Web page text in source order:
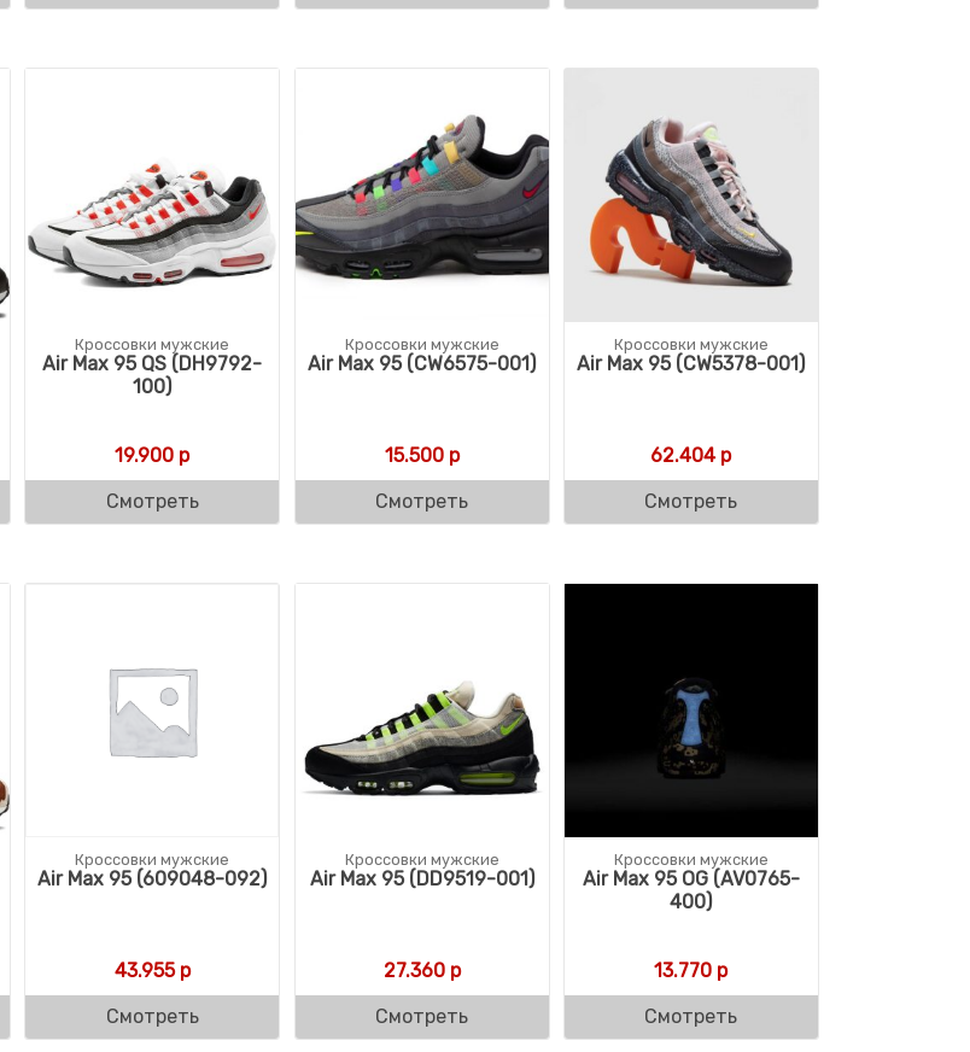
Кроссовки мужские
Air Max 95 QS (DH9792-
100)
19.900 р
Смотреть
Кроссовки мужские
Air Max 95 (CW6575-001)
15.500р
Смотреть
Кроссовки мужские
Air Max 95 (CW5378-001)
62.404р
Смотреть
Кроссовки мужские
Air Max 95 (609048-092)
43.955р
Смотреть
Кроссовки мужские
Air Max 95 (DD9519-001)
27.360р
Смотреть
Кроссовки мужские
Air Max 95 OG (AV0765-
400)
13.770 р
Смотреть